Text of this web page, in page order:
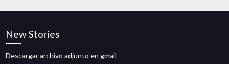
New Stories
Descargar archivo adjunto en gmail